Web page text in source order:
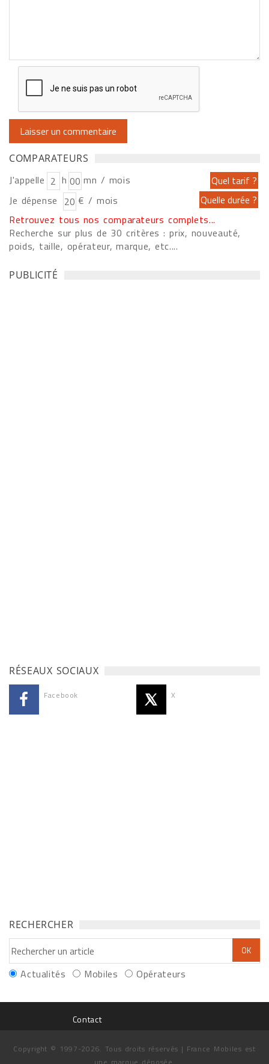
COMPARATEURS
J'appelle h
mn / mois
Je dépense
€ / mois
Retrouvez tous nos comparateurs complets...
Recherche sur plus de 30 critères : prix, nouveauté,
poids, taille, opérateur, marque, etc....
PUBLICITÉ
RÉSEAUX SOCIAUX
Facebook X
RECHERCHER
Actualités Mobiles Opérateurs
Contact
Copyright © 1997-2026. Tous droits réservés | France Mobiles est